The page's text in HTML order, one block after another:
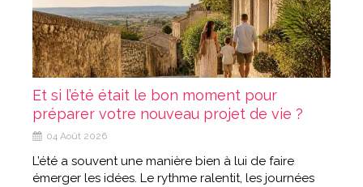
Et si l’été était le bon moment pour
préparer votre nouveau projet de vie ?
04 Août 2026
L’été a souvent une manière bien à lui de faire
émerger les idées. Le rythme ralentit, les journées